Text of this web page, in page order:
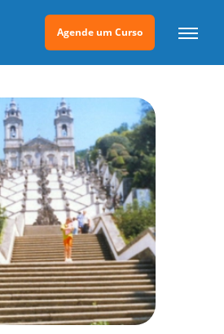
Agende um Curso